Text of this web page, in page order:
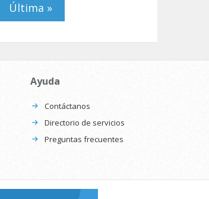
Última »
Ayuda
Contáctanos
Directorio de servicios
Preguntas frecuentes